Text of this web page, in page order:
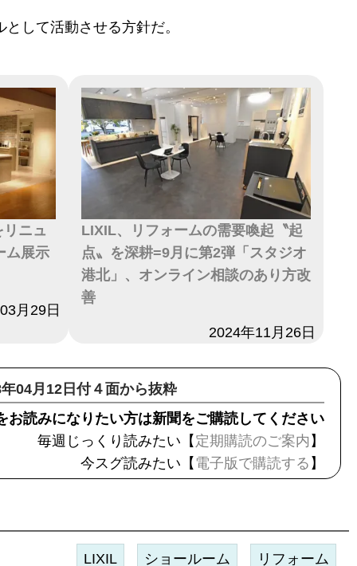
して活動させる方針だ。
ニュ
ム展示
月29日
LIXIL、リフォームの需要喚起〝起
点〟を深耕=9月に第2弾「スタジオ
港北」、オンライン相談のあり方改
善
2024年11月26日
04月12日付４面から抜粋
お読みになりたい方は新聞をご購読してください
毎週じっくり読みたい【 定期購読のご案内 】
今スグ読みたい【 電子版で購読する 】
LIXIL ショールーム リフォーム